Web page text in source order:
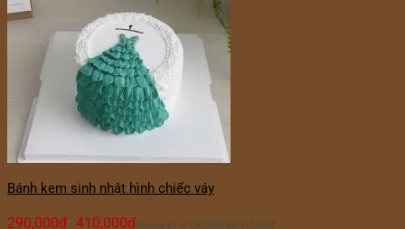
Bánh kem sinh nhật hình chiếc váy
290,000₫ – 410,000₫ Khoảng giá: từ 290,000₫ đến 410,000₫